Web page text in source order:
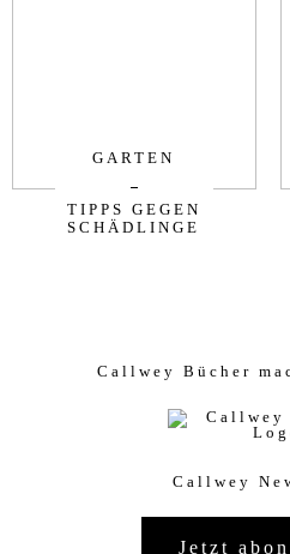
GARTEN
TIPPS GEGEN
SCHÄDLINGE
Callwey Bücher
Callwey
Jetzt